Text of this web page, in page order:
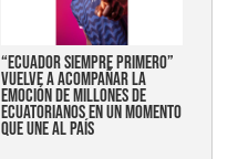
“Ecuador siempre primero”
vuelve a acompañar la
emoción de millones de
ecuatorianos en un momento
que une al país